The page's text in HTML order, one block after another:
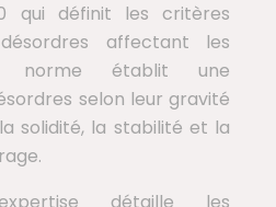
qui définit les critères
affectant les
norme établit une
selon leur gravité
solidité, la stabilité et la